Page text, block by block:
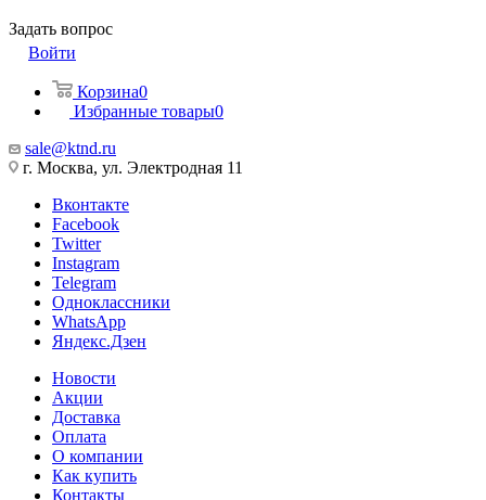
Задать вопрос
Войти
Корзина0
Избранные товары0
sale@ktnd.ru
г. Москва, ул. Электродная 11
Вконтакте
Facebook
Twitter
Instagram
Telegram
Одноклассники
WhatsApp
Яндекс.Дзен
Новости
Акции
Доставка
Оплата
О компании
Как купить
Контакты